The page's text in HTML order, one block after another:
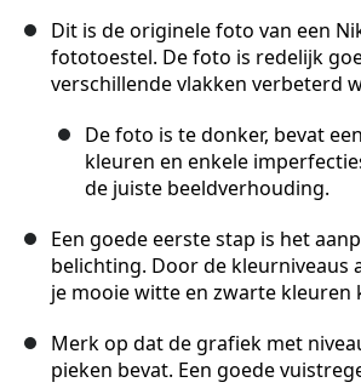
Dit is de originele foto van een
fototoestel. De foto is redelijk
verschillende vlakken verbeterd
De foto is te donker, bevat
kleuren en enkele
de juiste beeldverhouding.
Een goede eerste stap is het
belichting. Door de kleurniveaus
je mooie witte en zwarte kleuren
Merk op dat de grafiek met
pieken bevat. Een goede